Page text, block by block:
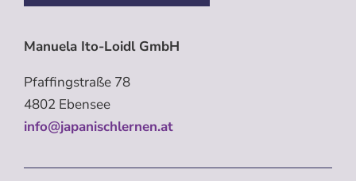
Manuela Ito-Loidl GmbH
Pfaffingstraße 78
4802 Ebensee
info@japanischlernen.at